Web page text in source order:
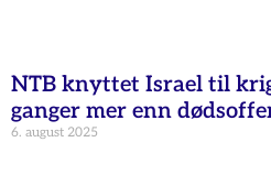
NTB knyttet Israel til
ganger mer enn
6. august 2025